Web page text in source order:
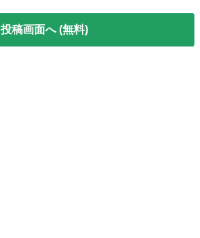
投稿画面へ (無料)